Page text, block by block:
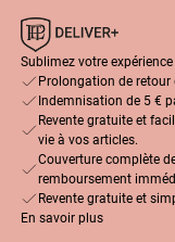
Sublimez votre expérience
Prolongation de retour
Indemnisation de 5 €
Revente gratuite et
vie à vos articles.
Couverture complète
remboursement
Revente gratuite et
En savoir plus